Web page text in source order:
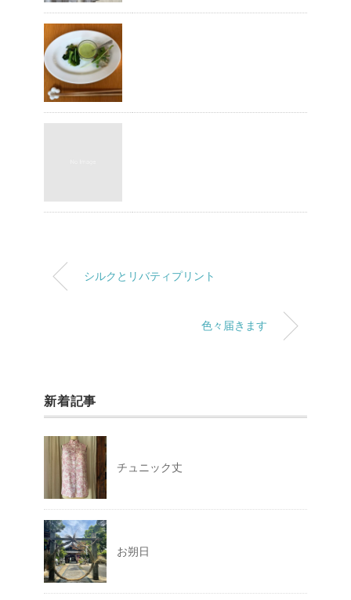
シルクとリバティプリント
色々届きます
新着記事
チュニック丈
お朔日